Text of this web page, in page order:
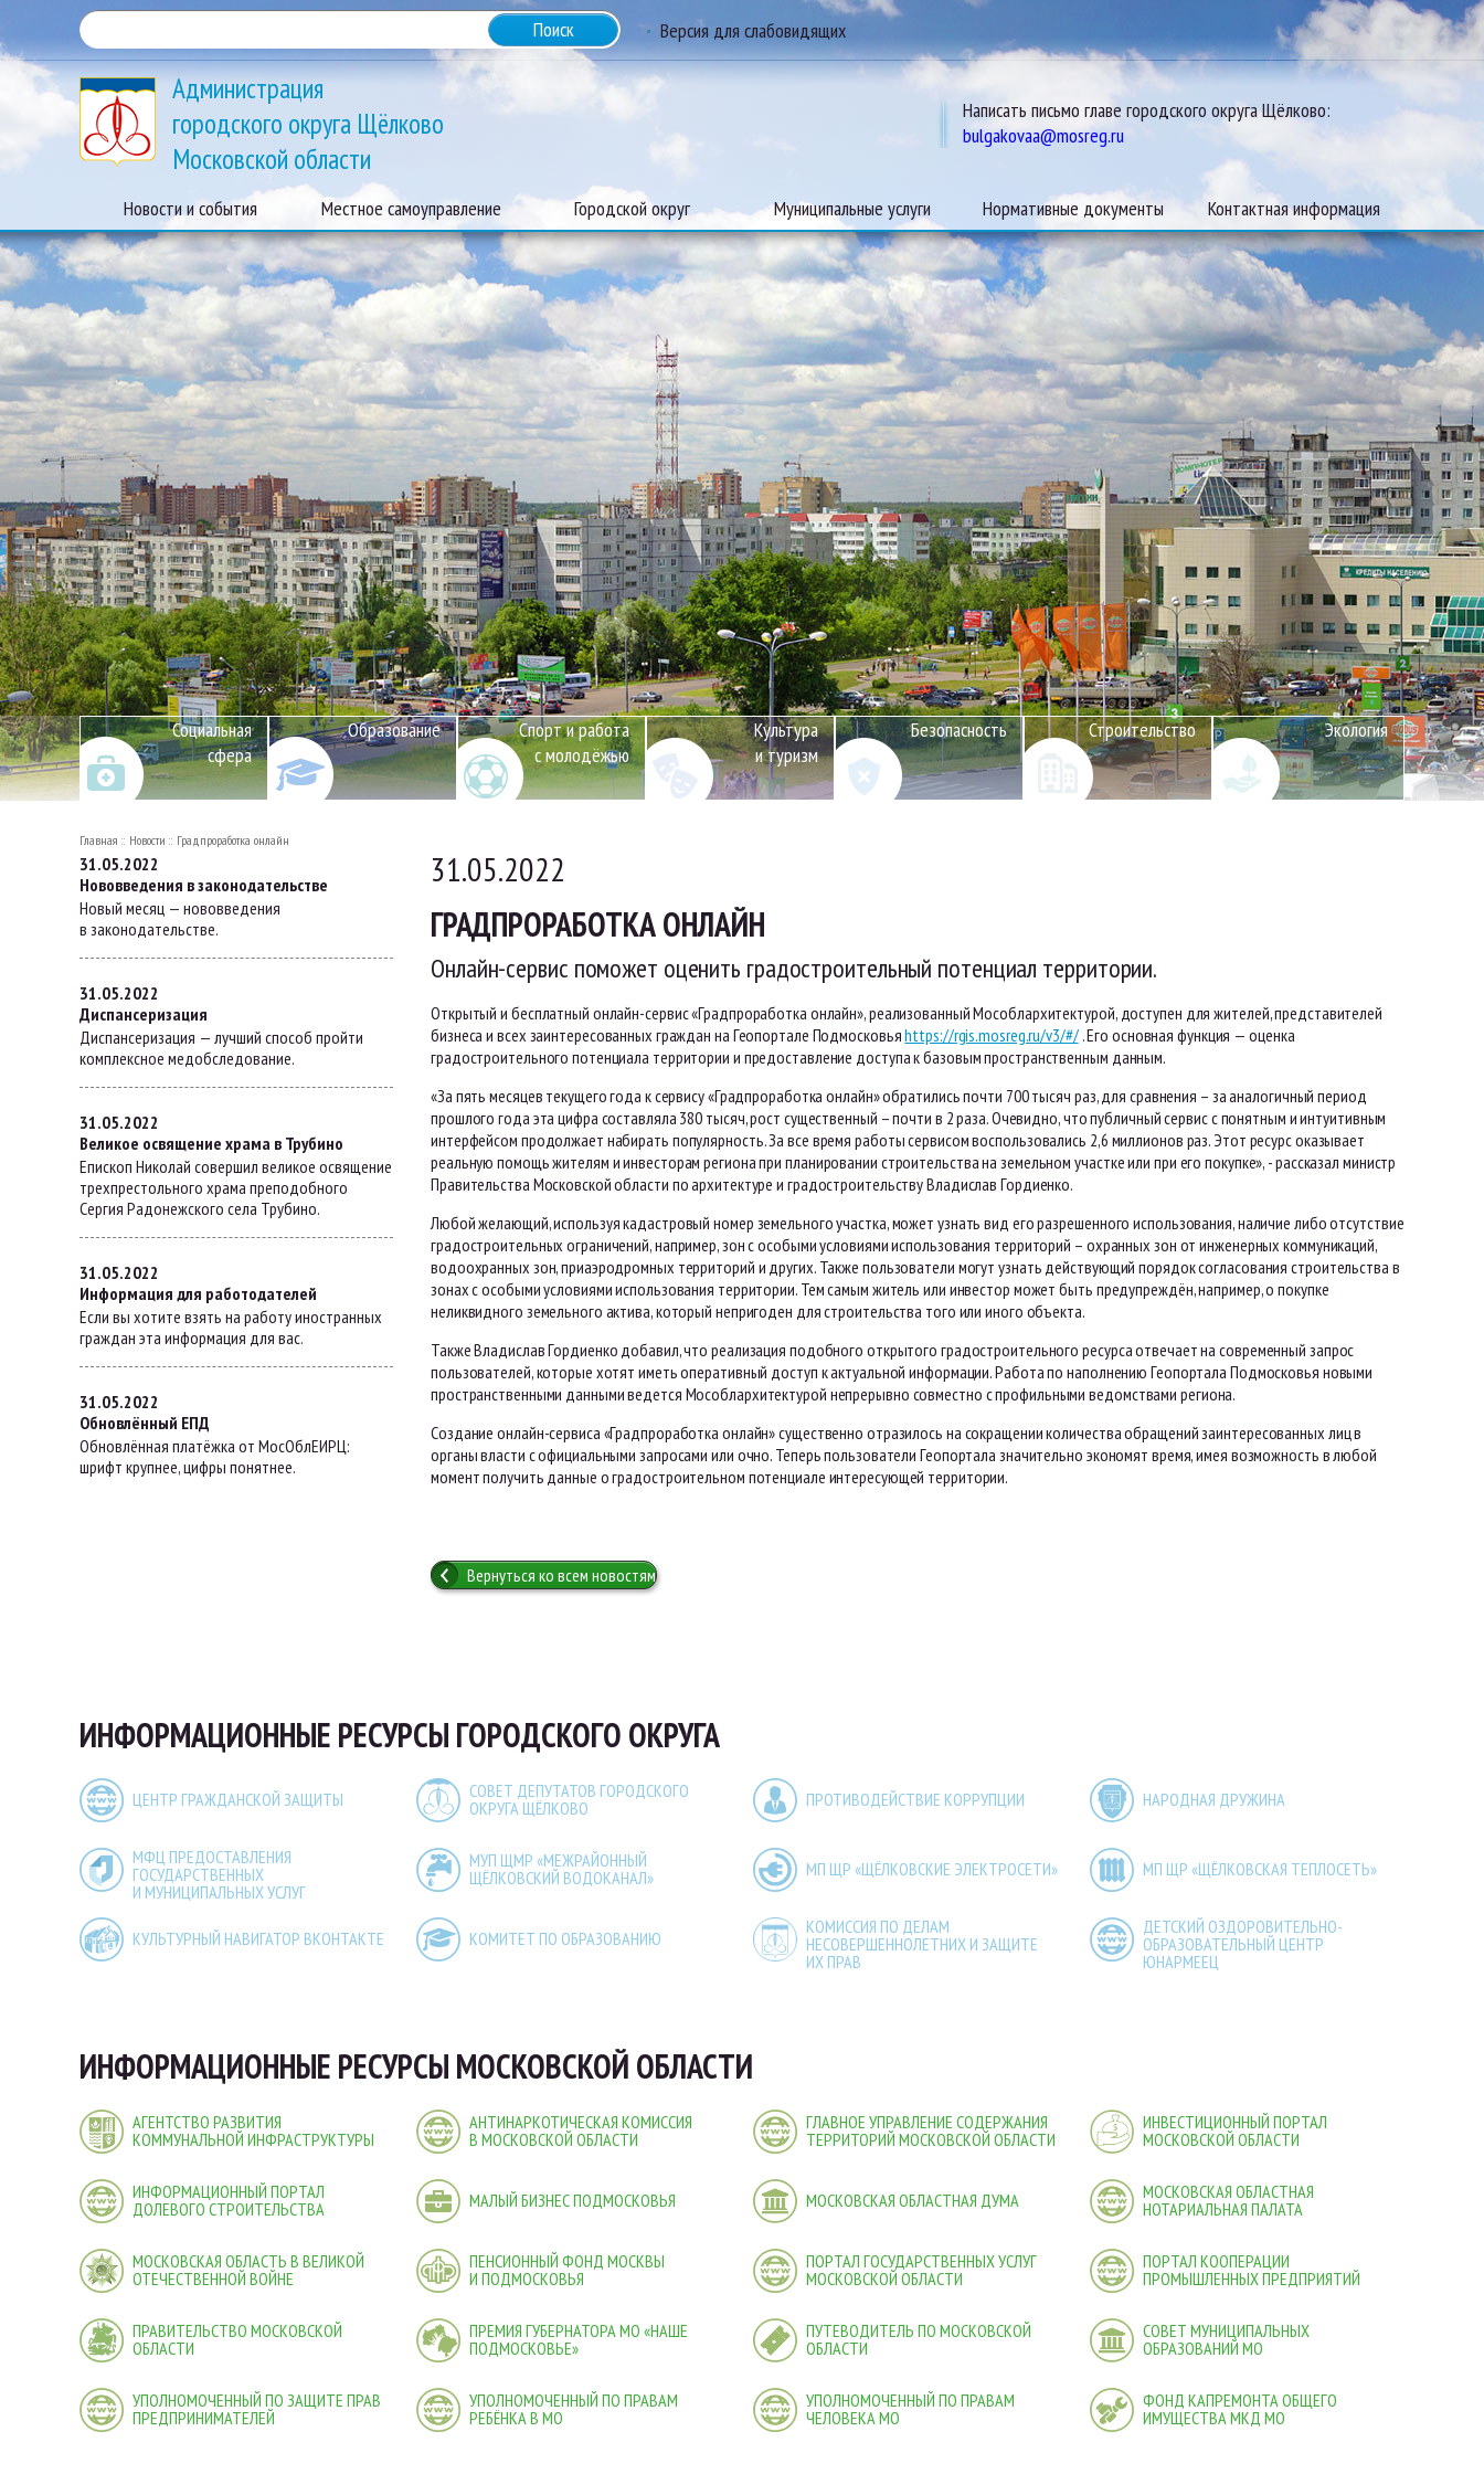
Версия для слабовидящих
Администрация
городского округа Щёлково
Московской области
Написать письмо главе городского округа Щёлково:
bulgakovaa@mosreg.ru
Новости и события Местное самоуправление Городской округ Муниципальные услуги Нормативные документы Контактная информация
Социальная
сфера
Образование
Спорт и работа
с молодёжью
Культура
и туризм
Безопасность Строительство Экология
Главная Новости Градпроработка онлайн
31.05.2022
Нововведения в законодательстве
Новый месяц — нововведения
в законодательстве.
31.05.2022
Диспансеризация
Диспансеризация — лучший способ пройти
комплексное медобследование.
31.05.2022
Великое освящение храма в Трубино
Епископ Николай совершил великое освящение
трехпрестольного храма преподобного
Сергия Радонежского села Трубино.
31.05.2022
Информация для работодателей
Если вы хотите взять на работу иностранных
граждан эта информация для вас.
31.05.2022
Обновлённый ЕПД
Обновлённая платёжка от МосОблЕИРЦ:
шрифт крупнее, цифры понятнее.
31.05.2022
ГРАДПРОРАБОТКА ОНЛАЙН
Онлайн-сервис поможет оценить градостроительный потенциал территории.
Открытый и бесплатный онлайн-сервис «Градпроработка онлайн», реализованный Мособлархитектурой, доступен для жителей, представителей
бизнеса и всех заинтересованных граждан на Геопортале Подмосковьяhttps://rgis.mosreg.ru/v3/#/. Его основная функция — оценка
градостроительного потенциала территории и предоставление доступа к базовым пространственным данным.
«За пять месяцев текущего года к сервису «Градпроработка онлайн» обратились почти 700 тысяч раз, для сравнения – за аналогичный период
прошлого года эта цифра составляла 380 тысяч, рост существенный – почти в 2 раза. Очевидно, что публичный сервис с понятным и интуитивным
интерфейсом продолжает набирать популярность. За все время работы сервисом воспользовались 2,6 миллионов раз. Этот ресурс оказывает
реальную помощь жителям и инвесторам региона при планировании строительства на земельном участке или при его покупке», - рассказал министр
Правительства Московской области по архитектуре и градостроительству Владислав Гордиенко.
Любой желающий, используя кадастровый номер земельного участка, может узнать вид его разрешенного использования, наличие либо отсутствие
градостроительных ограничений, например, зон с особыми условиями использования территорий – охранных зон от инженерных коммуникаций,
водоохранных зон, приаэродромных территорий и других. Также пользователи могут узнать действующий порядок согласования строительства в
зонах с особыми условиями использования территории. Тем самым житель или инвестор может быть предупреждён, например, о покупке
неликвидного земельного актива, который непригоден для строительства того или иного объекта.
Также Владислав Гордиенко добавил, что реализация подобного открытого градостроительного ресурса отвечает на современный запрос
пользователей, которые хотят иметь оперативный доступ к актуальной информации. Работа по наполнению Геопортала Подмосковья новыми
пространственными данными ведется Мособлархитектурой непрерывно совместно с профильными ведомствами региона.
Создание онлайн-сервиса «Градпроработка онлайн» существенно отразилось на сокращении количества обращений заинтересованных лиц в
органы власти с официальными запросами или очно. Теперь пользователи Геопортала значительно экономят время, имея возможность в любой
момент получить данные о градостроительном потенциале интересующей территории.
Вернуться ко всем новостям
ИНФОРМАЦИОННЫЕ РЕСУРСЫ ГОРОДСКОГО ОКРУГА
ЦЕНТР ГРАЖДАНСКОЙ ЗАЩИТЫ
СОВЕТ ДЕПУТАТОВ ГОРОДСКОГО
ОКРУГА ЩЁЛКОВО
ПРОТИВОДЕЙСТВИЕ КОРРУПЦИИ НАРОДНАЯ ДРУЖИНА
МФЦ ПРЕДОСТАВЛЕНИЯ
ГОСУДАРСТВЕННЫХ
И МУНИЦИПАЛЬНЫХ УСЛУГ
МУП ЩМР «МЕЖРАЙОННЫЙ
ЩЁЛКОВСКИЙ ВОДОКАНАЛ»
МП ЩР «ЩЁЛКОВСКИЕ ЭЛЕКТРОСЕТИ» МП ЩР «ЩЁЛКОВСКАЯ ТЕПЛОСЕТЬ»
КУЛЬТУРНЫЙ НАВИГАТОР ВКОНТАКТЕ КОМИТЕТ ПО ОБРАЗОВАНИЮ
КОМИССИЯ ПО ДЕЛАМ
НЕСОВЕРШЕННОЛЕТНИХ И ЗАЩИТЕ
ИХ ПРАВ
ДЕТСКИЙ ОЗДОРОВИТЕЛЬНО-
ОБРАЗОВАТЕЛЬНЫЙ ЦЕНТР
ЮНАРМЕЕЦ
ИНФОРМАЦИОННЫЕ РЕСУРСЫ МОСКОВСКОЙ ОБЛАСТИ
АГЕНТСТВО РАЗВИТИЯ
КОММУНАЛЬНОЙ ИНФРАСТРУКТУРЫ
АНТИНАРКОТИЧЕСКАЯ КОМИССИЯ
В МОСКОВСКОЙ ОБЛАСТИ
ГЛАВНОЕ УПРАВЛЕНИЕ СОДЕРЖАНИЯ
ТЕРРИТОРИЙ МОСКОВСКОЙ ОБЛАСТИ
ИНВЕСТИЦИОННЫЙ ПОРТАЛ
МОСКОВСКОЙ ОБЛАСТИ
ИНФОРМАЦИОННЫЙ ПОРТАЛ
ДОЛЕВОГО СТРОИТЕЛЬСТВА
МАЛЫЙ БИЗНЕС ПОДМОСКОВЬЯ МОСКОВСКАЯ ОБЛАСТНАЯ ДУМА
МОСКОВСКАЯ ОБЛАСТНАЯ
НОТАРИАЛЬНАЯ ПАЛАТА
МОСКОВСКАЯ ОБЛАСТЬ В ВЕЛИКОЙ
ОТЕЧЕСТВЕННОЙ ВОЙНЕ
ПЕНСИОННЫЙ ФОНД МОСКВЫ
И ПОДМОСКОВЬЯ
ПОРТАЛ ГОСУДАРСТВЕННЫХ УСЛУГ
МОСКОВСКОЙ ОБЛАСТИ
ПОРТАЛ КООПЕРАЦИИ
ПРОМЫШЛЕННЫХ ПРЕДПРИЯТИЙ
ПРАВИТЕЛЬСТВО МОСКОВСКОЙ
ОБЛАСТИ
ПРЕМИЯ ГУБЕРНАТОРА МО «НАШЕ
ПОДМОСКОВЬЕ»
ПУТЕВОДИТЕЛЬ ПО МОСКОВСКОЙ
ОБЛАСТИ
СОВЕТ МУНИЦИПАЛЬНЫХ
ОБРАЗОВАНИЙ МО
УПОЛНОМОЧЕННЫЙ ПО ЗАЩИТЕ ПРАВ
ПРЕДПРИНИМАТЕЛЕЙ
УПОЛНОМОЧЕННЫЙ ПО ПРАВАМ
РЕБЁНКА В МО
УПОЛНОМОЧЕННЫЙ ПО ПРАВАМ
ЧЕЛОВЕКА МО
ФОНД КАПРЕМОНТА ОБЩЕГО
ИМУЩЕСТВА МКД МО